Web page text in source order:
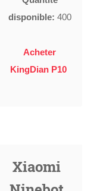
disponible: 400
Acheter
KingDian P10
Xiaomi